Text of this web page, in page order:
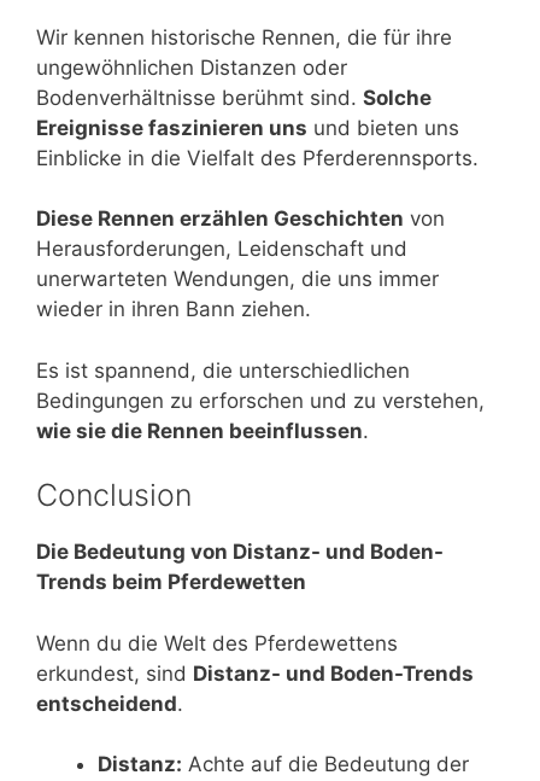
Wir kennen historische Rennen, die für ihre
ungewöhnlichen Distanzen oder
Bodenverhältnisse berühmt sind. Solche
Ereignisse faszinieren uns und bieten uns
Einblicke in die Vielfalt des Pferderennsports.
Diese Rennen erzählen Geschichten von
Herausforderungen, Leidenschaft und
unerwarteten Wendungen, die uns immer
wieder in ihren Bann ziehen.
Es ist spannend, die unterschiedlichen
Bedingungen zu erforschen und zu verstehen,
wie sie die Rennen beeinflussen.
Conclusion
Die Bedeutung von Distanz- und Boden-
Trends beim Pferdewetten
Wenn du die Welt des Pferdewettens
erkundest, sind Distanz- und Boden-Trends
entscheidend.
Distanz: Achte auf die Bedeutung der